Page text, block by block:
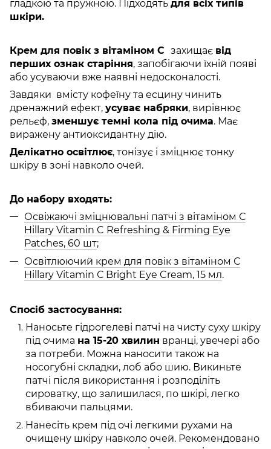
гладкою та пружною. Підходять для всіх типів
шкіри.
Крем для повік з вітаміном С захищає від
перших ознак старіння, запобігаючи їхній появі
або усуваючи вже наявні недосконалості.
Завдяки вмісту кофеїну та есцину чинить
дренажний ефект, усуває набряки, вирівнює
рельєф, зменшує темні кола під очима. Має
виражену антиоксидантну дію.
Делікатно освітлює, тонізує і зміцнює тонку
шкіру в зоні навколо очей.
До набору входять:
Освіжаючі зміцнювальні патчі з вітаміном С
Hillary Vitamin C Refreshing & Firming Eye
Patches, 60 шт;
Освітлюючий крем для повік з вітаміном С
Hillary Vitamin С Bright Eye Cream, 15 мл.
Спосіб застосування:
Наносьте гідрогелеві патчі на чисту суху шкіру
під очима на 15-20 хвилин вранці, увечері або
за потреби. Можна наносити також на
носогубні складки, лоб або шию. Викиньте
патчі після використання і розподіліть
сироватку, що залишилася, по шкірі, легко
вбиваючи пальцями.
Нанесіть крем під очі легкими рухами на
очищену шкіру навколо очей. Рекомендовано